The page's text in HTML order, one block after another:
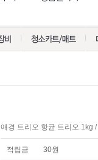
애경 트리오 항균 트리오 1kg
적립금 30원